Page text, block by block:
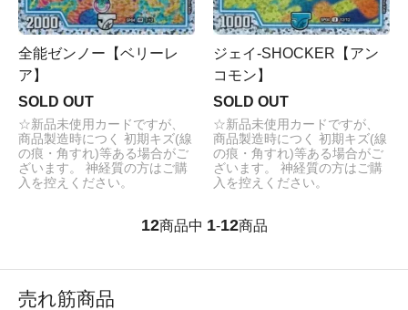
全能ゼンノー【ベリーレ
ア】
SOLD OUT
☆新品未使用カードですが、
商品製造時につく 初期キズ(線
の痕・角すれ)等ある場合がご
ざいます。 神経質の方はご購
入を控えください。
ジェイ-SHOCKER【アン
コモン】
SOLD OUT
☆新品未使用カードですが、
商品製造時につく 初期キズ(線
の痕・角すれ)等ある場合がご
ざいます。 神経質の方はご購
入を控えください。
12商品中 1-12商品
売れ筋商品